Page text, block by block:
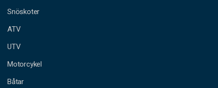
r
s
s
Snöskoter
ATV
UTV
Motorcykel
Båtar